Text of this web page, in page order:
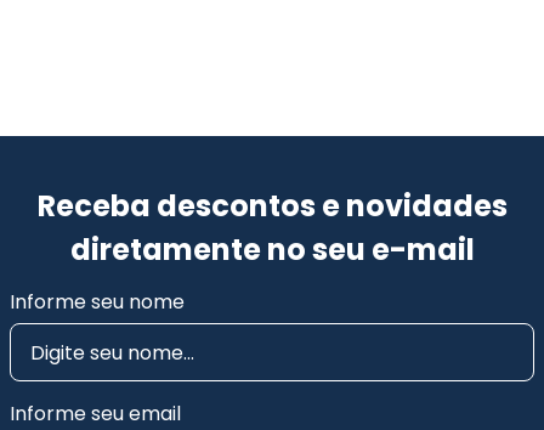
Receba descontos e novidades
diretamente no seu e-mail
Informe seu nome
Informe seu email